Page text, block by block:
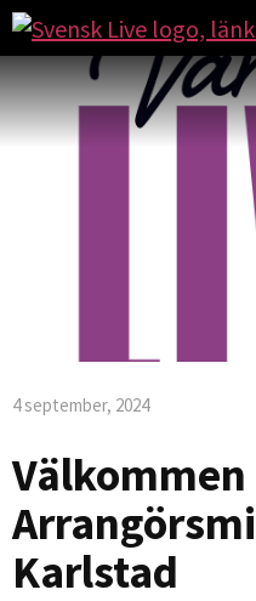
4 september, 2024
Karlstad